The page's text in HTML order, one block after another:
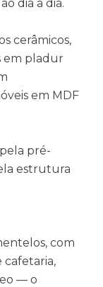
dia a dia.
cerâmicos,
em pladur
em MDF
pré-
estrutura
com
cafetaria,
— o